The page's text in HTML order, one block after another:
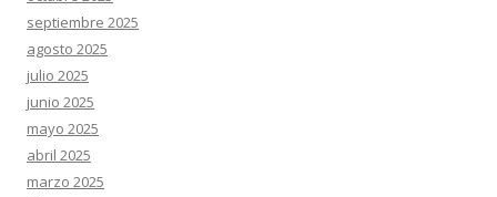
septiembre 2025
agosto 2025
julio 2025
junio 2025
mayo 2025
abril 2025
marzo 2025